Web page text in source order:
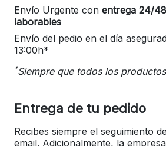
Envío Urgente con entrega 24/
laborables
Envío del pedio en el día
13:00h*
*Siempre que todos los
Entrega de tu pedido
Recibes siempre el seguimiento
email. Adicionalmente, la